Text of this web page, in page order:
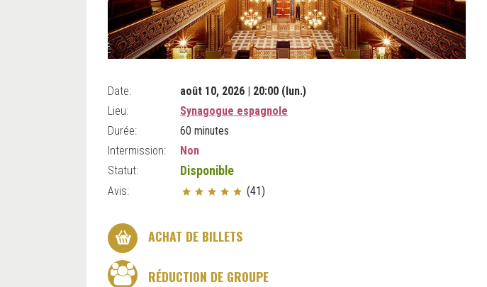
Date:
août 10, 2026 | 20:00 (lun.)
Lieu:
Synagogue espagnole
Durée:
60 minutes
Intermission:
Non
Statut:
Disponible
Avis: (41)
ACHAT DE BILLETS
RÉDUCTION DE GROUPE